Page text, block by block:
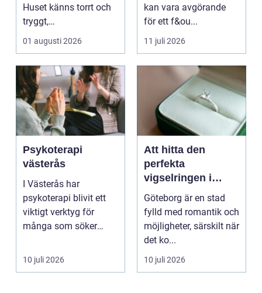
Huset känns torrt och
tryggt,
inomhusklimatet
01 augusti 2026
kan vara avgörande
för ett f&ou...
11 juli 2026
Psykoterapi
västerås
I Västerås har
psykoterapi blivit ett
viktigt verktyg för
många som söker
välmående i liv...
10 juli 2026
Att hitta den
perfekta
vigselringen i
Göteborg
Göteborg är en stad
fylld med romantik och
möjligheter, särskilt när
det ko...
10 juli 2026